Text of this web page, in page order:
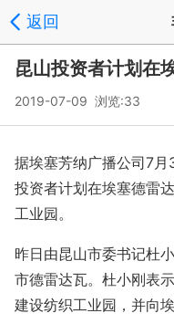
返回
昆山投资者计划在
2019-07-09 浏览:33
据埃塞芳纳广播公司7
投资者计划在埃塞德雷
工业园。
昨日由昆山市委书记杜
市德雷达瓦。杜小刚表
建设纺织工业园，并向